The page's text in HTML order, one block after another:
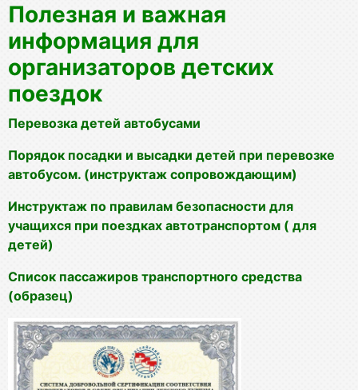
Полезная и важная
информация для
организаторов детских
поездок
Перевозка детей автобусами
Порядок посадки и высадки детей при перевозке
автобусом. (инструктаж сопровождающим)
Инструктаж по правилам безопасности для
учащихся при поездках автотранспортом ( для
детей)
Список пассажиров транспортного средства
(образец)